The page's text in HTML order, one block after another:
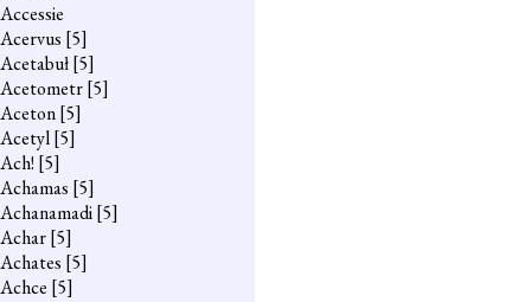
Accessie
Acervus [5]
Acetabuł[5]
Acetometr[5]
Aceton[5]
Acetyl[5]
Ach! [5]
Achamas [5]
Achanamadi[5]
Achar[5]
Achates [5]
Achce [5]